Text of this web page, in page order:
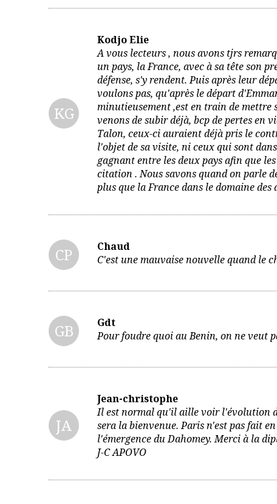
KG
Kodjo Elie
A vous lecteurs , nous avons tjrs
un pays, la France, avec à sa tête son
défense, s'y rendent. Puis après leur
voulons pas, qu'après le départ
minutieusement ,est en train de mettre
venons de subir déjà, bcp de pertes en
Talon, ceux-ci auraient déjà pris le
l'objet de sa visite, ni ceux qui sont
gagnant entre les deux pays afin que
citation . Nous savons quand on parle
plus que la France dans le domaine
CP
Chaud
C'est une mauvaise nouvelle quand le
GB
Gdt
Pour foudre quoi au Benin, on ne veut
JA
Jean-christophe
Il est normal qu'il aille voir l'évolution
sera la bienvenue. Paris n'est pas fait
l'émergence du Dahomey. Merci à la
J-C APOVO